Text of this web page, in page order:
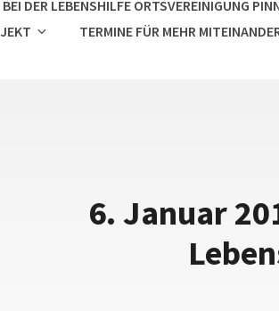
DER LEBENSHILFE ORTSVEREINIGUNG
TERMINE FÜR MEHR
6. Januar